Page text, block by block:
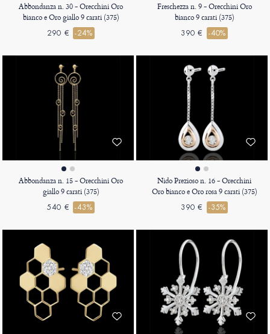
Abbondanza n. 30 - Orecchini Oro
bianco e Oro giallo 9 carati (375)
290 € -24%
Freschezza n. 9 - Orecchini Oro
bianco 9 carati (375)
390 € -40%
Abbondanza n. 15 - Orecchini Oro
giallo 9 carati (375)
540 € -43%
Nido Prezioso n. 16 - Orecchini
Oro bianco e Oro rosa 9 carati (375)
390 € -35%